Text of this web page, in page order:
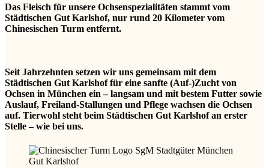
Das Fleisch für unsere Ochsenspezialitäten stammt vom
Städtischen Gut Karlshof, nur rund 20 Kilometer vom
Chinesischen Turm entfernt.
Seit Jahrzehnten setzen wir uns gemeinsam mit dem
Städtischen Gut Karlshof für eine sanfte (Auf-)Zucht von
Ochsen in München ein – langsam und mit bestem Futter sowie
Auslauf, Freiland-Stallungen und Pflege wachsen die Ochsen
auf. Tierwohl steht beim Städtischen Gut Karlshof an erster
Stelle – wie bei uns.